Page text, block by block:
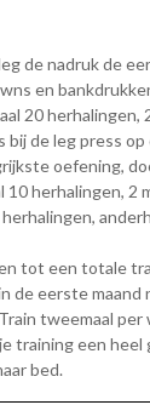
de nadruk de
en
20 herhalingen,
de leg press op
oefening,
10 herhalingen, 2
tot een totale
de eerste maand
tweemaal per
training een heel
bed.